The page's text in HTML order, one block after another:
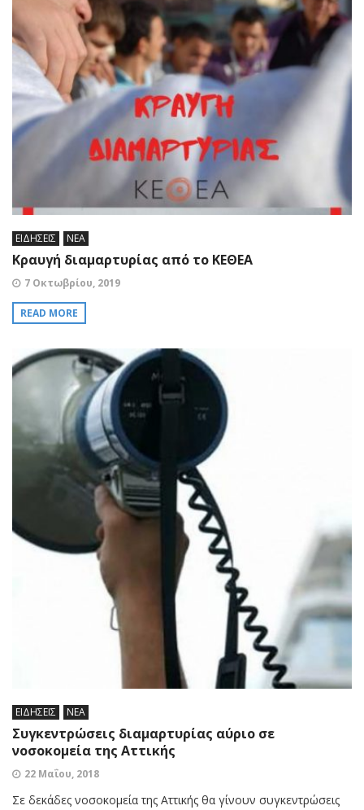
ΕΙΔΗΣΕΙΣ ΝΕΑ
Κραυγή διαμαρτυρίας από το ΚΕΘΕΑ
7 Οκτωβρίου, 2019
READ MORE
ΕΙΔΗΣΕΙΣ ΝΕΑ
Συγκεντρώσεις διαμαρτυρίας αύριο σε
νοσοκομεία της Αττικής
22 Μαΐου, 2018
Σε δεκάδες νοσοκομεία της Αττικής θα γίνουν συγκεντρώσεις